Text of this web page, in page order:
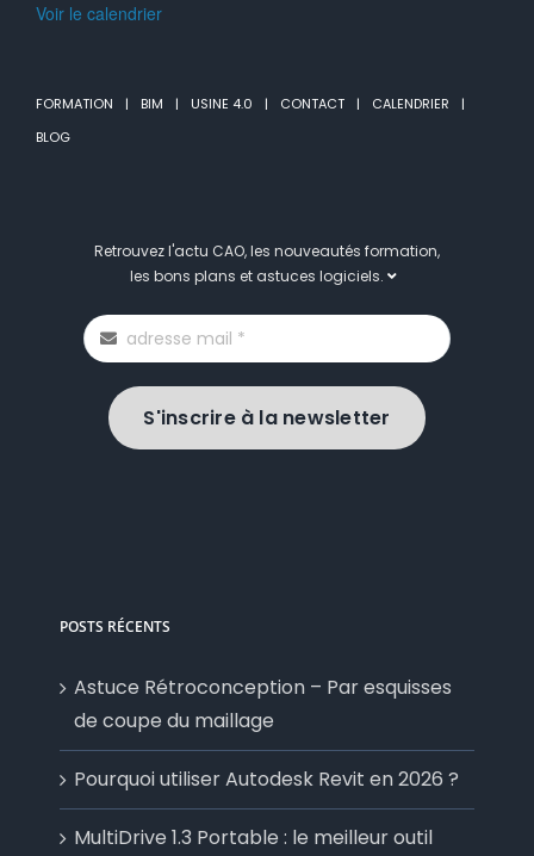
Voir le calendrier
FORMATION BIM USINE 4.0 CONTACT
CALENDRIER
BLOG
Retrouvez l'actu CAO, les nouveautés formation,
les bons plans et astuces logiciels.
S'inscrire à la newsletter
POSTS RÉCENTS
Astuce Rétroconception – Par esquisses
de coupe du maillage
Pourquoi utiliser Autodesk Revit en 2026 ?
MultiDrive 1.3 Portable : le meilleur outil